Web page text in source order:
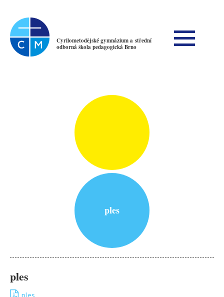
Cyrilometodějské gymnázium a střední
odborná škola pedagogická Brno
ples
ples
ples